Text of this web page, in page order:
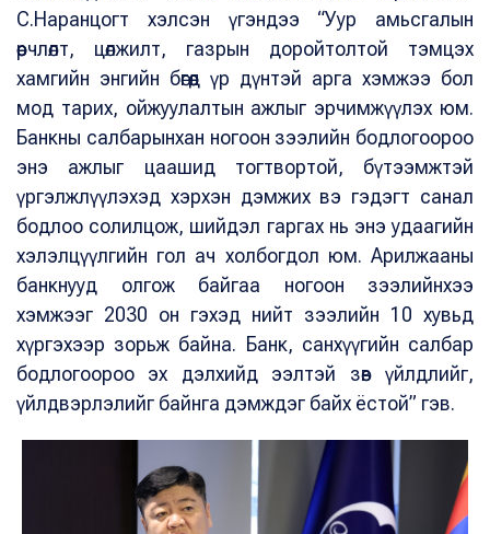
С.Наранцогт хэлсэн үгэндээ “Уур амьсгалын
өөрчлөлт, цөлжилт, газрын доройтолтой тэмцэх
хамгийн энгийн бөгөөд үр дүнтэй арга хэмжээ бол
мод тарих, ойжуулалтын ажлыг эрчимжүүлэх юм.
Банкны салбарынхан ногоон зээлийн бодлогоороо
энэ ажлыг цаашид тогтвортой, бүтээмжтэй
үргэлжлүүлэхэд хэрхэн дэмжих вэ гэдэгт санал
бодлоо солилцож, шийдэл гаргах нь энэ удаагийн
хэлэлцүүлгийн гол ач холбогдол юм. Арилжааны
банкнууд олгож байгаа ногоон зээлийнхээ
хэмжээг 2030 он гэхэд нийт зээлийн 10 хувьд
хүргэхээр зорьж байна. Банк, санхүүгийн салбар
бодлогоороо эх дэлхийд ээлтэй зөв үйлдлийг,
үйлдвэрлэлийг байнга дэмждэг байх ёстой” гэв.